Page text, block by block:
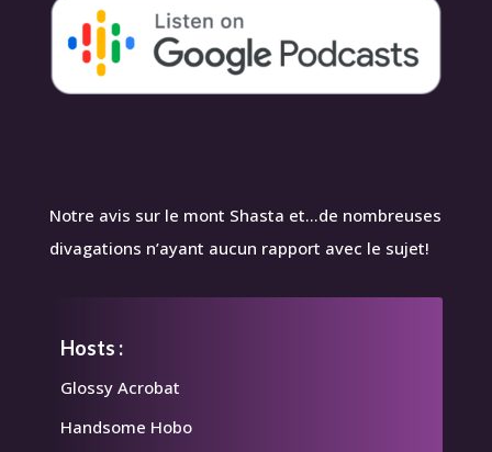
Notre avis sur le mont Shasta et…de nombreuses
divagations n’ayant aucun rapport avec le sujet!
Hosts :
Glossy Acrobat
Handsome Hobo